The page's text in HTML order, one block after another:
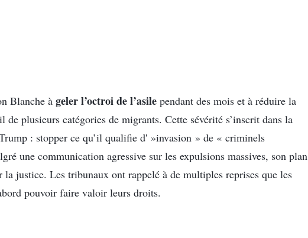
Blanche à geler l’octroi de l’asile pendant des mois et à réduire la
de plusieurs catégories de migrants. Cette sévérité s’inscrit dans la
: stopper ce qu’il qualifie d' »invasion » de « criminels
une communication agressive sur les expulsions massives, son plan
la justice. Les tribunaux ont rappelé à de multiples reprises que les
pouvoir faire valoir leurs droits.